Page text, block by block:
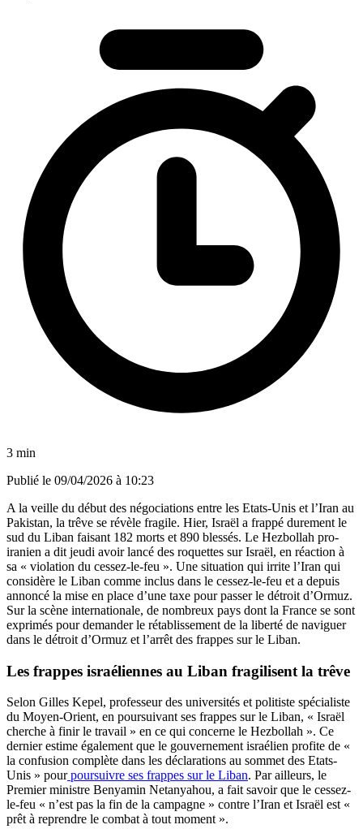
3 min
Publié le 09/04/2026 à 10:23
A la veille du début des négociations entre les Etats-Unis et l’Iran au
Pakistan, la trêve se révèle fragile. Hier, Israël a frappé durement le
sud du Liban faisant 182 morts et 890 blessés. Le Hezbollah pro-
iranien a dit jeudi avoir lancé des roquettes sur Israël, en réaction à
sa « violation du cessez-le-feu ». Une situation qui irrite l’Iran qui
considère le Liban comme inclus dans le cessez-le-feu et a depuis
annoncé la mise en place d’une taxe pour passer le détroit d’Ormuz.
Sur la scène internationale, de nombreux pays dont la France se sont
exprimés pour demander le rétablissement de la liberté de naviguer
dans le détroit d’Ormuz et l’arrêt des frappes sur le Liban.
Les frappes israéliennes au Liban fragilisent la trêve
Selon Gilles Kepel, professeur des universités et politiste spécialiste
du Moyen-Orient, en poursuivant ses frappes sur le Liban, « Israël
cherche à finir le travail » en ce qui concerne le Hezbollah ». Ce
dernier estime également que le gouvernement israélien profite de «
la confusion complète dans les déclarations au sommet des Etats-
Unis » pour poursuivre ses frappes sur le Liban. Par ailleurs, le
Premier ministre Benyamin Netanyahou, a fait savoir que le cessez-
le-feu « n’est pas la fin de la campagne » contre l’Iran et Israël est «
prêt à reprendre le combat à tout moment ».